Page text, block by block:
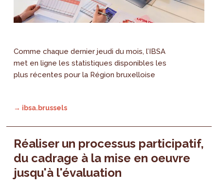
Comme chaque dernier jeudi du mois, l’IBSA
met en ligne les statistiques disponibles les
plus récentes pour la Région bruxelloise
→ ibsa.brussels
Réaliser un processus participatif,
du cadrage à la mise en oeuvre
jusqu'à l'évaluation